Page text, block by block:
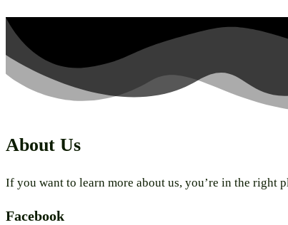
About Us
If you want to learn more about us, you’re in the right
Facebook